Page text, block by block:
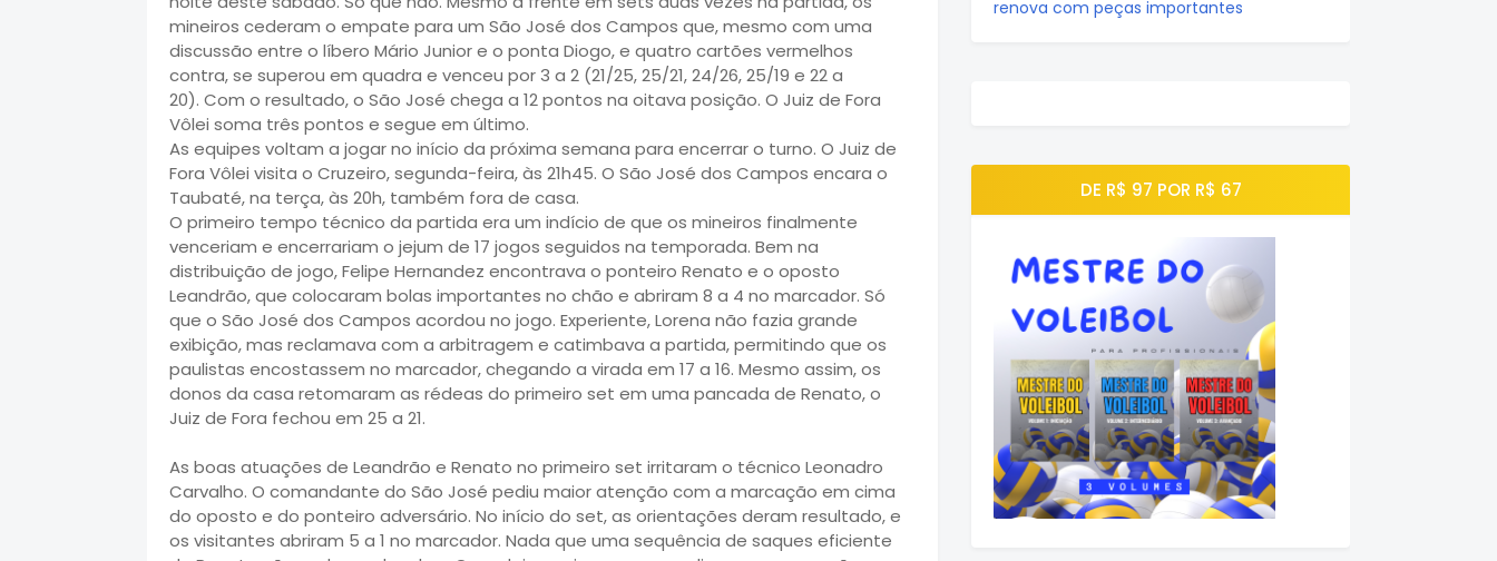
mineiros cederam o empate para um São José dos Campos que, mesmo com uma
discussão entre o líbero Mário Junior e o ponta Diogo, e quatro cartões vermelhos
contra, se superou em quadra e venceu por 3 a 2 (21/25, 25/21, 24/26, 25/19 e 22 a
20). Com o resultado, o São José chega a 12 pontos na oitava posição. O Juiz de Fora
Vôlei soma três pontos e segue em último.
As equipes voltam a jogar no início da próxima semana para encerrar o turno. O Juiz de
Fora Vôlei visita o Cruzeiro, segunda-feira, às 21h45. O São José dos Campos encara o
Taubaté, na terça, às 20h, também fora de casa.
O primeiro tempo técnico da partida era um indício de que os mineiros finalmente
venceriam e encerrariam o jejum de 17 jogos seguidos na temporada. Bem na
distribuição de jogo, Felipe Hernandez encontrava o ponteiro Renato e o oposto
Leandrão, que colocaram bolas importantes no chão e abriram 8 a 4 no marcador. Só
que o São José dos Campos acordou no jogo. Experiente, Lorena não fazia grande
exibição, mas reclamava com a arbitragem e catimbava a partida, permitindo que os
paulistas encostassem no marcador, chegando a virada em 17 a 16. Mesmo assim, os
donos da casa retomaram as rédeas do primeiro set em uma pancada de Renato, o
Juiz de Fora fechou em 25 a 21.
As boas atuações de Leandrão e Renato no primeiro set irritaram o técnico Leonadro
Carvalho. O comandante do São José pediu maior atenção com a marcação em cima
do oposto e do ponteiro adversário. No início do set, as orientações deram resultado, e
os visitantes abriram 5 a 1 no marcador. Nada que uma sequência de saques eficiente
renova com peças importantes
DE R$ 97 POR R$ 67